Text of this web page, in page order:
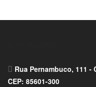
Rua Pernambuco, 111
CEP: 85601-300